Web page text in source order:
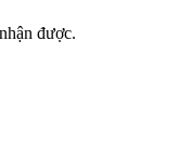
được.